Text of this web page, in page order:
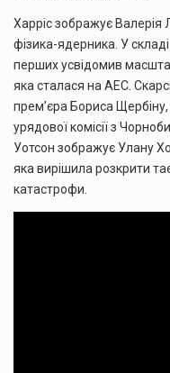
Харріс зображує Валерія
фізика-ядерника. У
перших усвідомив
яка сталася на АЕС.
прем’єра Бориса
урядової комісії з
Уотсон зображує Улану
яка вирішила розкрити
катастрофи.